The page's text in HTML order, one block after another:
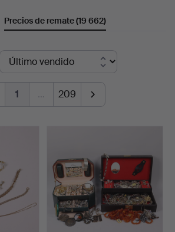
Precios de remate(19 662)
1 … 209